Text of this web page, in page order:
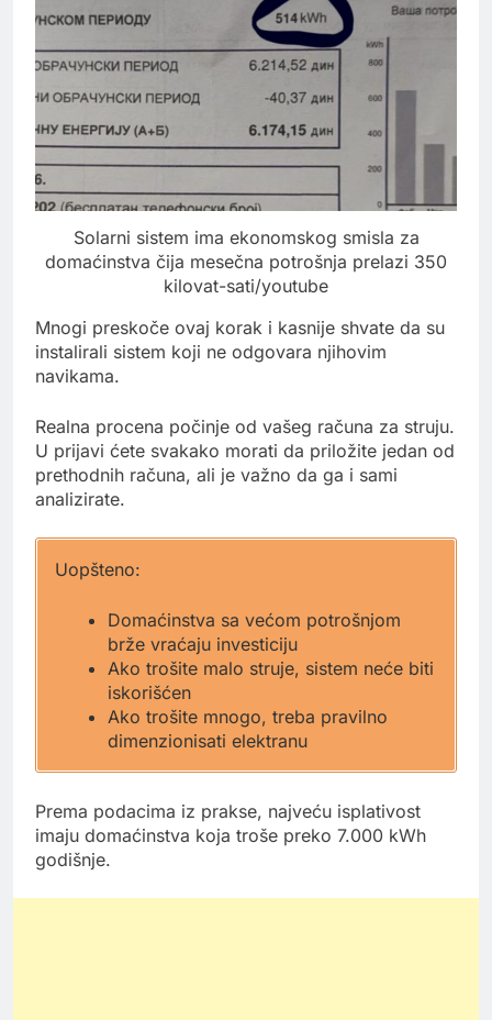
Solarni sistem ima ekonomskog smisla za
domaćinstva čija mesečna potrošnja prelazi 350
kilovat-sati/youtube
Mnogi preskoče ovaj korak i kasnije shvate da su
instalirali sistem koji ne odgovara njihovim
navikama.
Realna procena počinje od vašeg računa za struju.
U prijavi ćete svakako morati da priložite jedan od
prethodnih računa, ali je važno da ga i sami
analizirate.
Uopšteno:
Domaćinstva sa većom potrošnjom
brže vraćaju investiciju
Ako trošite malo struje, sistem neće biti
iskorišćen
Ako trošite mnogo, treba pravilno
dimenzionisati elektranu
Prema podacima iz prakse, najveću isplativost
imaju domaćinstva koja troše preko 7.000 kWh
godišnje.